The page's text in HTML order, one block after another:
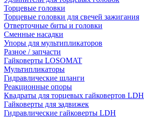
Торцевые головки
Торцевые головки для свечей зажигания
Отверточные биты и головки
Сменные насадки
Упоры для мультипликаторов
Разное / запчасти
Гайковерты LOSOMAT
Мультипликаторы
Гидравлические шланги
Реакционные опоры
Квадраты для торцевых гайковертов LDH
Гайковерты для задвижек
Гидравлические гайковерты LDH